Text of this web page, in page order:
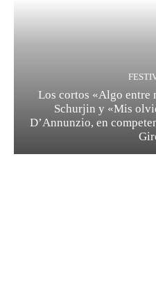
Los cortos «Algo entre
Schurjin y «Mis
D’Annunzio, en